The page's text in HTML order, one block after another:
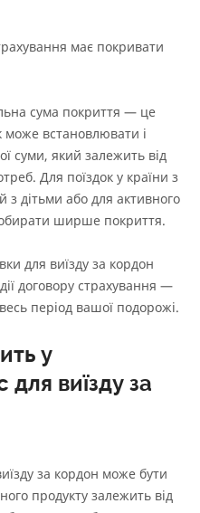
має покривати
сума покриття — це
встановлювати і
суми, який залежить від
Для поїздок у країни з
дітьми або для активного
ширше покриття.
для виїзду за кордон
договору страхування —
період вашої подорожі.
у
для виїзду за
за кордон може бути
продукту залежить від